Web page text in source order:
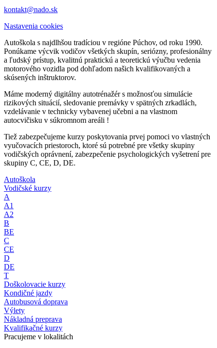
kontakt@nado.sk
Nastavenia cookies
Autoškola s najdlhšou tradíciou v regióne Púchov, od roku 1990.
Ponúkame výcvik vodičov všetkých skupín, seriózny, profesionálny
a ľudský prístup, kvalitnú praktickú a teoretickú výučbu vedenia
motorového vozidla pod dohľadom našich kvalifikovaných a
skúsených inštruktorov.
Máme moderný digitálny autotrénažér s možnosťou simulácie
rizikových situácií, sledovanie premávky v spätných zrkadlách,
vzdelávanie v technicky vybavenej učebni a na vlastnom
autocvičisku v súkromnom areáli !
Tiež zabezpečujeme kurzy poskytovania prvej pomoci vo vlastných
vyučovacích priestoroch, ktoré sú potrebné pre všetky skupiny
vodičských oprávnení, zabezpečenie psychologických vyšetrení pre
skupiny C, CE, D, DE.
Autoškola
Vodičské kurzy
A
A1
A2
B
BE
C
CE
D
DE
T
Doškolovacie kurzy
Kondičné jazdy
Autobusová doprava
Výlety
Nákladná preprava
Kvalifikačné kurzy
Pracujeme v lokalitách